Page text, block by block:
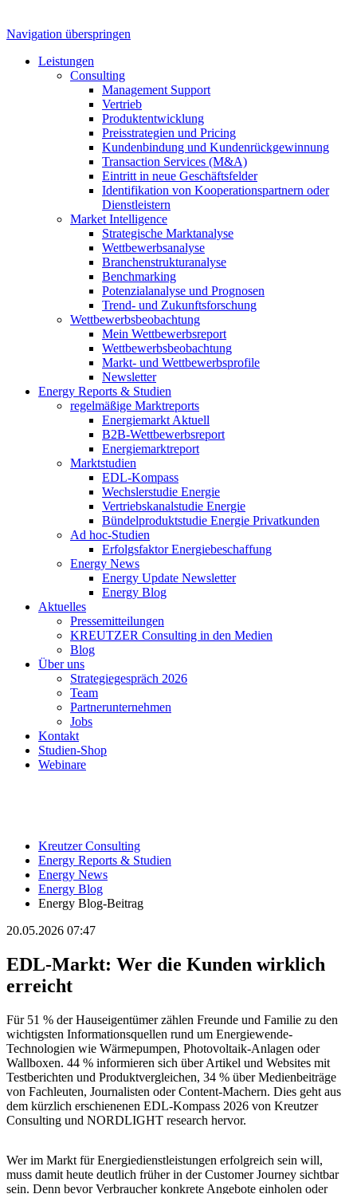
Navigation überspringen
Leistungen
Consulting
Management Support
Vertrieb
Produktentwicklung
Preisstrategien und Pricing
Kundenbindung und Kundenrückgewinnung
Transaction Services (M&A)
Eintritt in neue Geschäftsfelder
Identifikation von Kooperationspartnern oder
Dienstleistern
Market Intelligence
Strategische Marktanalyse
Wettbewerbsanalyse
Branchenstrukturanalyse
Benchmarking
Potenzialanalyse und Prognosen
Trend- und Zukunftsforschung
Wettbewerbs­beobachtung
Mein Wettbewerbsreport
Wettbewerbsbeobachtung
Markt- und Wettbewerbsprofile
Newsletter
Energy Reports & Studien
regelmäßige Marktreports
Energiemarkt Aktuell
B2B-Wettbewerbsreport
Energiemarktreport
Marktstudien
EDL-Kompass
Wechslerstudie Energie
Vertriebskanalstudie Energie
Bündelproduktstudie Energie Privatkunden
Ad hoc-Studien
Erfolgsfaktor Energiebeschaffung
Energy News
Energy Update Newsletter
Energy Blog
Aktuelles
Pressemitteilungen
KREUTZER Consulting in den Medien
Blog
Über uns
Strategiegespräch 2026
Team
Partnerunternehmen
Jobs
Kontakt
Studien-Shop
Webinare
Kreutzer Consulting
Energy Reports & Studien
Energy News
Energy Blog
Energy Blog-Beitrag
20.05.2026 07:47
EDL-Markt: Wer die Kunden wirklich
erreicht
Für 51 % der Hauseigentümer zählen Freunde und Familie zu den
wichtigsten Informationsquellen rund um Energiewende-
Technologien wie Wärmepumpen, Photovoltaik-Anlagen oder
Wallboxen. 44 % informieren sich über Artikel und Websites mit
Testberichten und Produktvergleichen, 34 % über Medienbeiträge
von Fachleuten, Journalisten oder Content-Machern. Dies geht aus
dem kürzlich erschienenen EDL-Kompass 2026 von Kreutzer
Consulting und NORDLIGHT research hervor.
Wer im Markt für Energiedienstleistungen erfolgreich sein will,
muss damit heute deutlich früher in der Customer Journey sichtbar
sein. Denn bevor Verbraucher konkrete Angebote einholen oder